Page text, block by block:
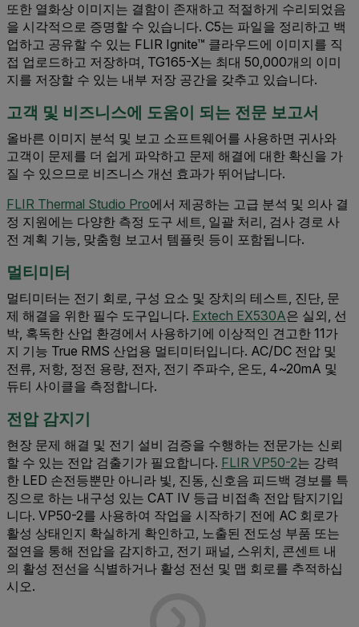
또한 열화상 이미지는 결함이 존재하고 적절하게 수리되었음
을 시각적으로 증명할 수 있습니다. C5는 파일을 정리하고 백
업하고 공유할 수 있는 FLIR Ignite™ 클라우드에 이미지를 직
접 업로드하고 저장하며, TG165-X는 최대 50,000개의 이미
지를 저장할 수 있는 내부 저장 공간을 갖추고 있습니다.
고객 및 비즈니스에 도움이 되는 전문 보고서
올바른 이미지 분석 및 보고 소프트웨어를 사용하면 귀사와
고객이 문제를 더 쉽게 파악하고 문제 해결에 대한 확신을 가
질 수 있으므로 비즈니스 개선 효과가 뛰어납니다.
FLIR Thermal Studio Pro에서 제공하는 고급 분석 및 의사 결
정 지원에는 다양한 측정 도구 세트, 일괄 처리, 검사 경로 사
전 계획 기능, 맞춤형 보고서 템플릿 등이 포함됩니다.
멀티미터
멀티미터는 전기 회로, 구성 요소 및 장치의 테스트, 진단, 문
제 해결을 위한 필수 도구입니다. Extech EX530A은 실외, 선
박, 혹독한 산업 환경에서 사용하기에 이상적인 견고한 11가
지 기능 True RMS 산업용 멀티미터입니다. AC/DC 전압 및
전류, 저항, 정전 용량, 전자, 전기 주파수, 온도, 4~20mA 및
듀티 사이클을 측정합니다.
전압 감지기
현장 문제 해결 및 전기 설비 검증을 수행하는 전문가는 신뢰
할 수 있는 전압 검출기가 필요합니다. FLIR VP50-2는 강력
한 LED 손전등뿐만 아니라 빛, 진동, 신호음 피드백 경보를 특
징으로 하는 내구성 있는 CAT IV 등급 비접촉 전압 탐지기입
니다. VP50-2를 사용하여 작업을 시작하기 전에 AC 회로가
활성 상태인지 확실하게 확인하고, 노출된 전도성 부품 또는
절연을 통해 전압을 감지하고, 전기 패널, 스위치, 콘센트 내
의 활성 전선을 식별하거나 활성 전선 및 맵 회로를 추적하십
시오.